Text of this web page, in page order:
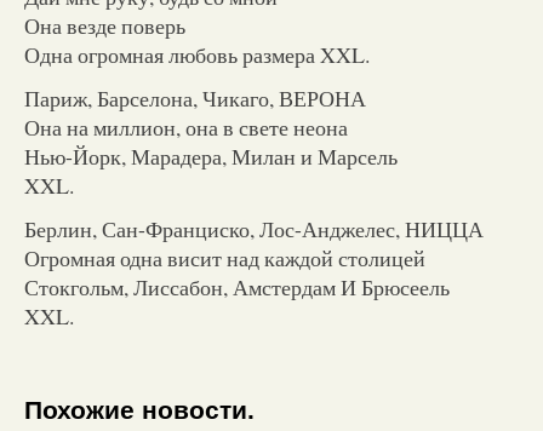
Она везде поверь
Одна огромная любовь размера XXL.
Париж, Барселона, Чикаго, ВЕРОНА
Она на миллион, она в свете неона
Нью-Йорк, Марадера, Милан и Марсель
XXL.
Берлин, Сан-Франциско, Лос-Анджелес, НИЦЦА
Огромная одна висит над каждой столицей
Стокгольм, Лиссабон, Амстердам И Брюсеель
XXL.
Похожие новости.